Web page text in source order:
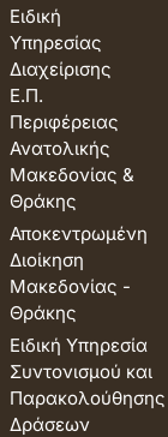
Ειδική
Υπηρεσίας
Διαχείρισης
Ε.Π.
Περιφέρειας
Ανατολικής
Μακεδονίας &
Θράκης
Αποκεντρωμένη
Διοίκηση
Μακεδονίας -
Θράκης
Ειδική Υπηρεσία
Συντονισμού και
Παρακολούθησης
Δράσεων